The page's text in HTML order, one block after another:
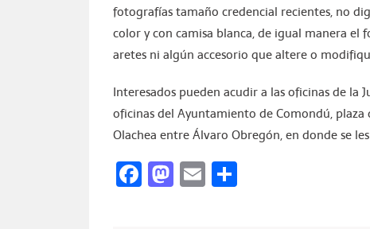
fotografías tamaño credencial recientes, no
color y con camisa blanca, de igual manera el
aretes ni algún accesorio que altere o
Interesados pueden acudir a las oficinas de la
oficinas del Ayuntamiento de Comondú,
Olachea entre Álvaro Obregón, en donde se
Facebook
Mastodon
Email